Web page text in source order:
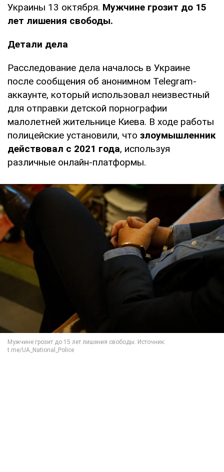
Украины 13 октября. Мужчине грозит до 15
лет лишения свободы.
Детали дела
Расследование дела началось в Украине
после сообщения об анонимном Telegram-
аккаунте, который использовал неизвестный
для отправки детской порнографии
малолетней жительнице Киева. В ходе работы
полицейские установили, что злоумышленник
действовал с 2021 года, используя
различные онлайн-платформы.